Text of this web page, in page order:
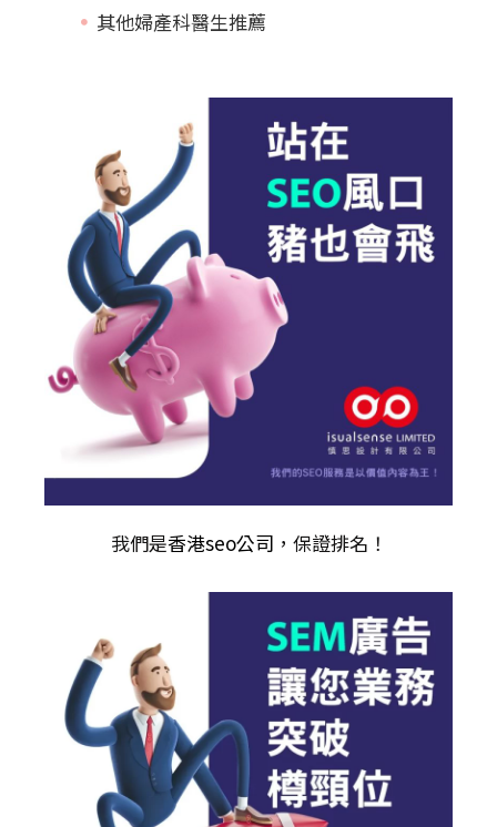
其他婦產科醫生推薦
我們是香港seo公司 ，保證排名！